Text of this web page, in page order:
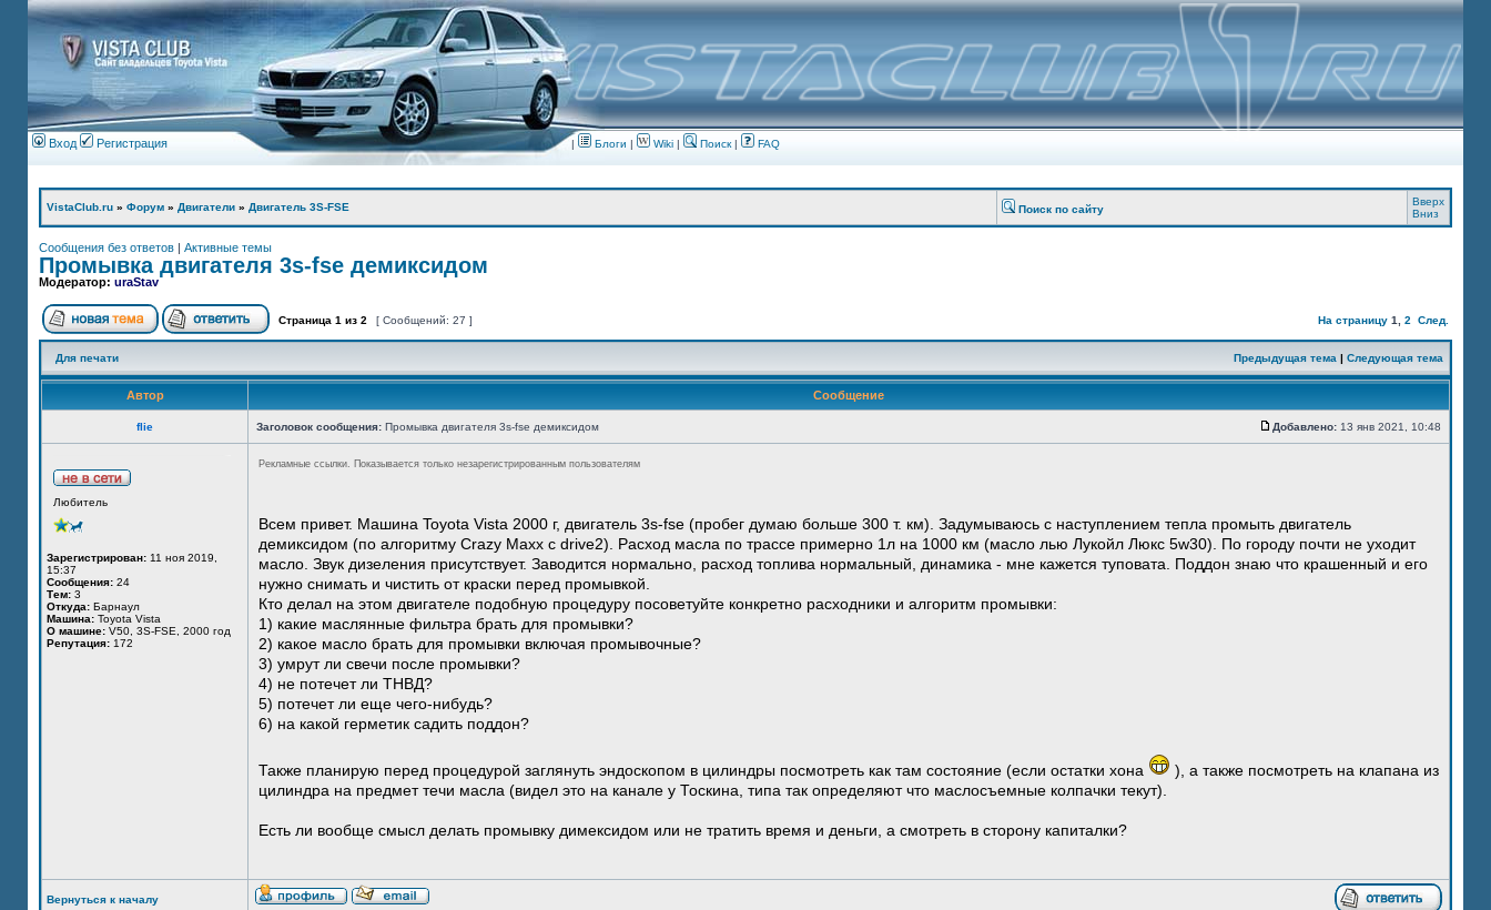
Вход Регистрация | Блоги | Wiki | Поиск| FAQ
VistaClub.ru » Форум » Двигатели » Двигатель 3S-FSE Поиск по сайту
Вверх
Вниз
Сообщения без ответов | Активные темы
Промывка двигателя 3s-fse демиксидом
Модератор: uraStav
Страница 1 из 2 [ Сообщений: 27 ] На страницу 1 2 След.
Для печати Предыдущая тема | Следующая тема
Автор Сообщение
flie Заголовок сообщения: Промывка двигателя 3s-fse демиксидом Добавлено: 13 янв 2021, 10:48
Любитель
Зарегистрирован: 11 ноя 2019,
15:37
Сообщения: 24
Тем: 3
Откуда: Барнаул
Машина: Toyota Vista
О машине: V50, 3S-FSE, 2000 год
Репутация: 172
Рекламные ссылки. Показывается только незарегистрированным пользователям
Всем привет. Машина Toyota Vista 2000 г, двигатель 3s-fse (пробег думаю больше 300 т. км). Задумываюсь с наступлением тепла промыть двигатель
демиксидом (по алгоритму Crazy Maxx с drive2). Расход масла по трассе примерно 1л на 1000 км (масло лью Лукойл Люкс 5w30). По городу почти не уходит
масло. Звук дизеления присутствует. Заводится нормально, расход топлива нормальный, динамика - мне кажется туповата. Поддон знаю что крашенный и его
нужно снимать и чистить от краски перед промывкой.
Кто делал на этом двигателе подобную процедуру посоветуйте конкретно расходники и алгоритм промывки:
1) какие маслянные фильтра брать для промывки?
2) какое масло брать для промывки включая промывочные?
3) умрут ли свечи после промывки?
4) не потечет ли ТНВД?
5) потечет ли еще чего-нибудь?
6) на какой герметик садить поддон?
Также планирую перед процедурой заглянуть эндоскопом в цилиндры посмотреть как там состояние (если остатки хона
), а также посмотреть на клапана из
цилиндра на предмет течи масла (видел это на канале у Тоскина, типа так определяют что маслосъемные колпачки текут).
Есть ли вообще смысл делать промывку димексидом или не тратить время и деньги, а смотреть в сторону капиталки?
Вернуться к началу